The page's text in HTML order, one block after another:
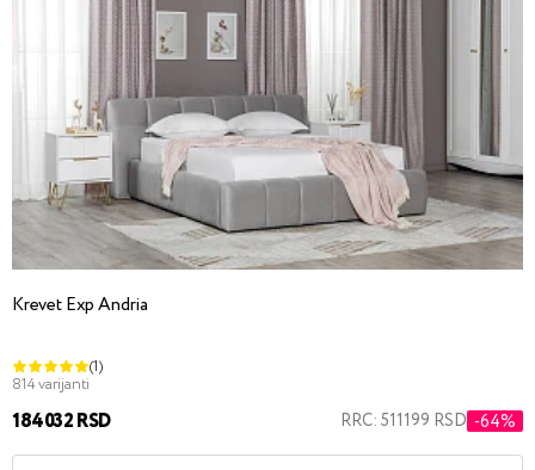
Krevet Exp Andria
(1)
814 varijanti
184032 RSD RRC: 511199 RSD -64%